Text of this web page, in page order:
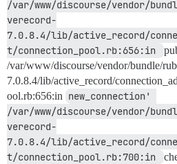
/var/www/discourse/vendor/
verecord-
7.0.8.4/lib/active_record/
t/connection_pool.rb:656:in
/var/www/discourse/vendor/bundle/
7.0.8.4/lib/active_record/
ool.rb:656:in new_connection'
/var/www/discourse/vendor/
verecord-
7.0.8.4/lib/active_record/
t/connection_pool.rb:700:in